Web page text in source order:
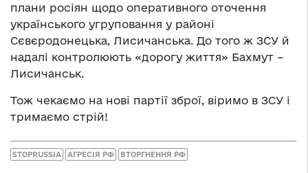
плани росіян щодо оперативного оточення
українського угруповання у районі
Сєвєродонецька, Лисичанська. До того ж ЗСУ й
надалі контролюють «дорогу життя» Бахмут –
Лисичанськ.
Тож чекаємо на нові партії зброї, віримо в ЗСУ і
тримаємо стрій!
STOPRUSSIA АГРЕСІЯ РФ ВТОРГНЕННЯ РФ